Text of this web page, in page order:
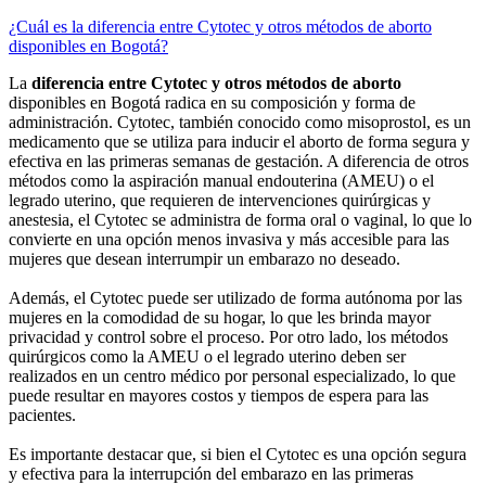
¿Cuál es la diferencia entre Cytotec y otros métodos de aborto
disponibles en Bogotá?
La diferencia entre Cytotec y otros métodos de aborto
disponibles en Bogotá radica en su composición y forma de
administración. Cytotec, también conocido como misoprostol, es un
medicamento que se utiliza para inducir el aborto de forma segura y
efectiva en las primeras semanas de gestación. A diferencia de otros
métodos como la aspiración manual endouterina (AMEU) o el
legrado uterino, que requieren de intervenciones quirúrgicas y
anestesia, el Cytotec se administra de forma oral o vaginal, lo que lo
convierte en una opción menos invasiva y más accesible para las
mujeres que desean interrumpir un embarazo no deseado.
Además, el Cytotec puede ser utilizado de forma autónoma por las
mujeres en la comodidad de su hogar, lo que les brinda mayor
privacidad y control sobre el proceso. Por otro lado, los métodos
quirúrgicos como la AMEU o el legrado uterino deben ser
realizados en un centro médico por personal especializado, lo que
puede resultar en mayores costos y tiempos de espera para las
pacientes.
Es importante destacar que, si bien el Cytotec es una opción segura
y efectiva para la interrupción del embarazo en las primeras